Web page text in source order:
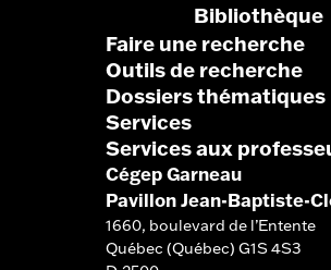
Cégep Garneau
Pavillon Jean-Baptiste-
1660, boulevard de l’Entente
Québec (Québec) G1S 4S3
Faire une recherche
Outils de recherche
Dossiers thématiques
Services
Services aux
Bibliothèque